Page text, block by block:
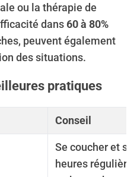
ou la thérapie de
dans60 à 80%
peuvent également
des situations.
pratiques
Conseil
Se coucher et se
heures